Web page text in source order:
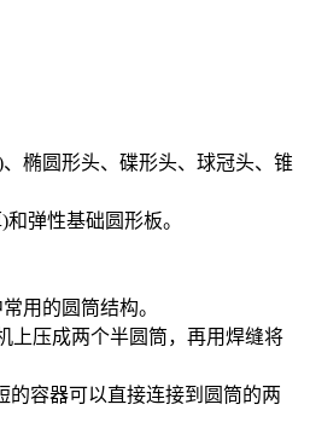
椭圆形头、碟形头、球冠头、锥
弹性基础圆形板。
用的圆筒结构。
上压成两个半圆筒，再用焊缝将
的容器可以直接连接到圆筒的两